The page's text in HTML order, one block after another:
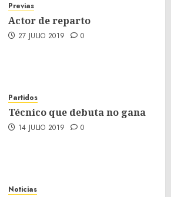
Previas
Actor de reparto
27 JULIO 2019 0
Partidos
Técnico que debuta no gana
14 JULIO 2019 0
Noticias